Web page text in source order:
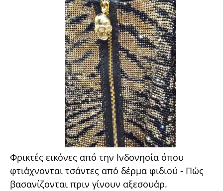
Φρικτές εικόνες από την Ινδονησία όπου
φτιάχνονται τσάντες από δέρμα φιδιού - Πώς
βασανίζονται πριν γίνουν αξεσουάρ.